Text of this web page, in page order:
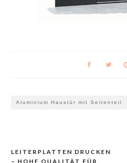
Aluminium Haustür mit Seitenteil
Navigacija
LEITERPLATTEN DRUCKEN
– HOHE QUALITÄT FÜR